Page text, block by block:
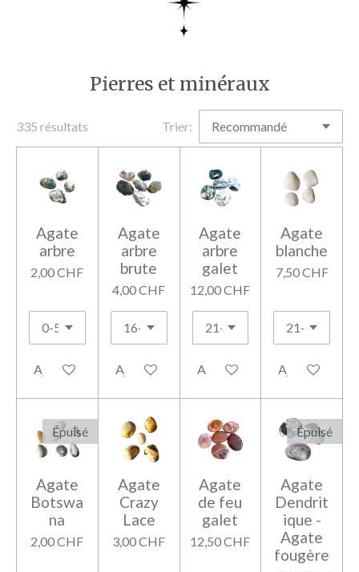
Pierres et minéraux
335 résultats Trier:
Agate
arbre
2,00 CHF
Ajouter au panier
Agate
arbre
brute
4,00 CHF
Ajouter au panier
Agate
arbre
galet
12,00 CHF
Ajouter au panier
Agate
blanche
7,50 CHF
Ajouter au
Épuisé
Agate
Botswa
na
2,00 CHF
Agate
Crazy
Lace
3,00 CHF
Agate
de feu
galet
12,50 CHF
Épuisé
Agate
Dendrit
ique -
Agate
fougère